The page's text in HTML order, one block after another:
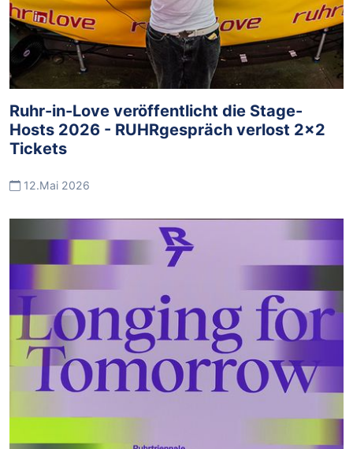
Ruhr-in-Love veröffentlicht die Stage-
Hosts 2026 - RUHRgespräch verlost 2x2
Tickets
12.Mai 2026